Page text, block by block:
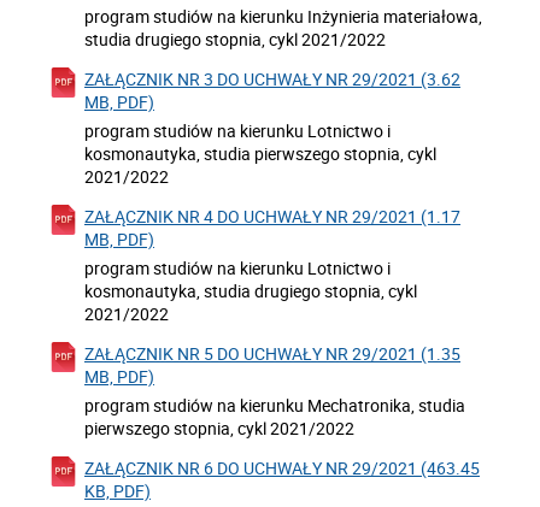
program studiów na kierunku Inżynieria materiałowa,
studia drugiego stopnia, cykl 2021/2022
ZAŁĄCZNIK NR 3 DO UCHWAŁY NR 29/2021 (3.62
MB, PDF)
program studiów na kierunku Lotnictwo i
kosmonautyka, studia pierwszego stopnia, cykl
2021/2022
ZAŁĄCZNIK NR 4 DO UCHWAŁY NR 29/2021 (1.17
MB, PDF)
program studiów na kierunku Lotnictwo i
kosmonautyka, studia drugiego stopnia, cykl
2021/2022
ZAŁĄCZNIK NR 5 DO UCHWAŁY NR 29/2021 (1.35
MB, PDF)
program studiów na kierunku Mechatronika, studia
pierwszego stopnia, cykl 2021/2022
ZAŁĄCZNIK NR 6 DO UCHWAŁY NR 29/2021 (463.45
KB, PDF)